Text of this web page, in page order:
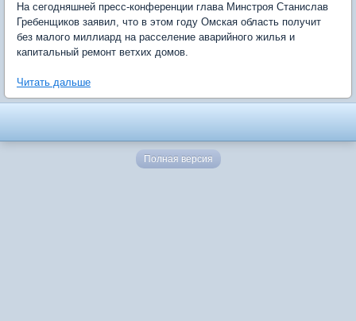
На сегодняшней пресс-конференции глава Минстроя Станислав
Гребенщиков заявил, что в этом году Омская область получит
без малого миллиард на расселение аварийного жилья и
капитальный ремонт ветхих домов.
Читать дальше
Полная версия